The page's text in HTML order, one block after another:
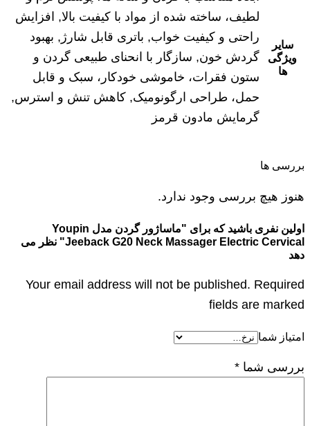
سایر
ویژگی
ها
لطیف، ساخته شده از مواد با کیفیت بالا, افزایش
راحتی و کیفیت خواب, باتری قابل شارژ, بهبود
گردش خون, سازگار با انحنای طبیعی گردن و
ستون فقرات، خاموشی خودکار، سبک و قابل
حمل، طراحی ارگونومیک, کاهش تنش و استرس,
گرمایش مادون قرمز
بررسی ها
هنوز هیچ بررسی وجود ندارد.
اولین نفری باشید که برای "ماساژور گردن مدل Youpin
Jeeback G20 Neck Massager Electric Cervical" نظر می
دهد
Your email address will not be published. Required
fields are marked
امتیاز شما
بررسی شما *